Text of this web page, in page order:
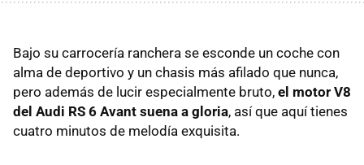
Bajo su carrocería ranchera se esconde un coche con
alma de deportivo y un chasis más afilado que nunca,
pero además de lucir especialmente bruto, el motor V8
del Audi RS 6 Avant suena a gloria, así que aquí tienes
cuatro minutos de melodía exquisita.